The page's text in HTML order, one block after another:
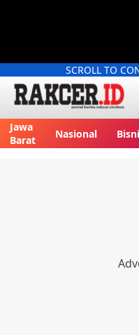
SCROLL TO
Jawa
Barat
Nasional